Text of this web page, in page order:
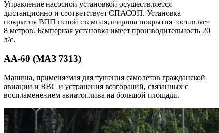
Управление насосной установкой осуществляется
дистанционно и соответствует СПАСОП. Установка
покрытия ВПП пеной съемная, ширина покрытия составляет
8 метров. Бамперная установка имеет производительность 20
л/с.
АА-60 (МАЗ 7313)
Машина, применяемая для тушения самолетов гражданской
авиации и ВВС и устранения возгораний, связанных с
воспламенением авиатоплива на большой площади.